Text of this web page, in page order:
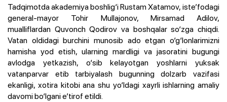
Tadqimotda akademiya boshlig‘i Rustam Xatamov, iste’fodagi
general-mayor Tohir Mullajonov, Mirsamad Adilov,
mualliflardan Quvonch Qodirov va boshqalar so‘zga chiqdi.
Vatan oldidagi burchini munosib ado etgan o‘g‘lonlarimizni
hamisha yod etish, ularning mardligi va jasoratini bugungi
avlodga yetkazish, o‘sib kelayotgan yoshlarni yuksak
vatanparvar etib tarbiyalash bugunning dolzarb vazifasi
ekanligi, xotira kitobi ana shu yo‘ldagi xayrli ishlarning amaliy
davomi bo‘lgani e’tirof etildi.